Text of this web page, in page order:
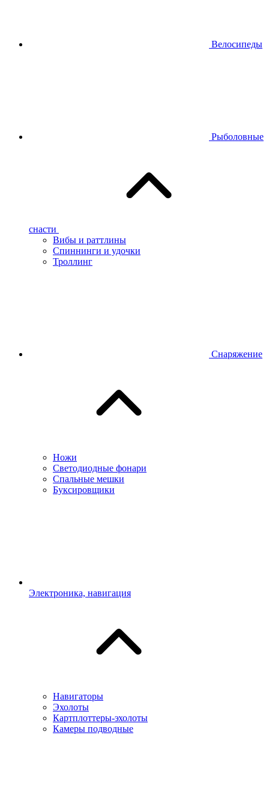
Велосипеды
Рыболовные
снасти
Вибы и раттлины
Спиннинги и удочки
Троллинг
Снаряжение
Ножи
Светодиодные фонари
Спальные мешки
Буксировщики
Электроника, навигация
Навигаторы
Эхолоты
Картплоттеры-эхолоты
Камеры подводные